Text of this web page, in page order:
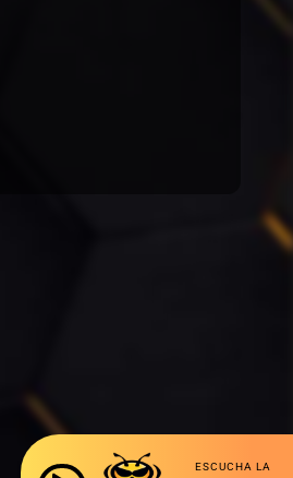
ESCUCHA LA